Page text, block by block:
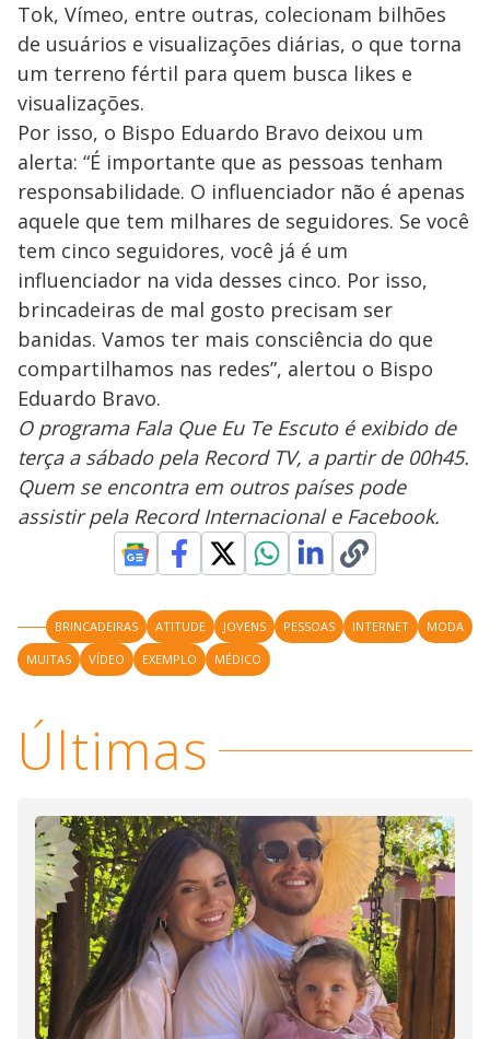
Tok, Vímeo, entre outras, colecionam bilhões
de usuários e visualizações diárias, o que torna
um terreno fértil para quem busca likes e
visualizações.
Por isso, o Bispo Eduardo Bravo deixou um
alerta: “É importante que as pessoas tenham
responsabilidade. O influenciador não é apenas
aquele que tem milhares de seguidores. Se você
tem cinco seguidores, você já é um
influenciador na vida desses cinco. Por isso,
brincadeiras de mal gosto precisam ser
banidas. Vamos ter mais consciência do que
compartilhamos nas redes”, alertou o Bispo
Eduardo Bravo.
O programa Fala Que Eu Te Escuto é exibido de
terça a sábado pela Record TV, a partir de 00h45.
Quem se encontra em outros países pode
assistir pela Record Internacional e Facebook.
BRINCADEIRAS ATITUDE JOVENS PESSOAS INTERNET
MODA
MUITAS
VÍDEO EXEMPLO MÉDICO
Últimas